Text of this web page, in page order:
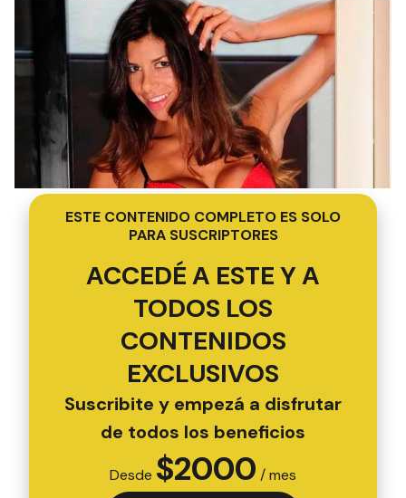
ESTE CONTENIDO COMPLETO ES SOLO
PARA SUSCRIPTORES
ACCEDÉ A ESTE Y A
TODOS LOS
CONTENIDOS
EXCLUSIVOS
Suscribite y empezá a disfrutar
de todos los beneficios
Desde $2000 / mes